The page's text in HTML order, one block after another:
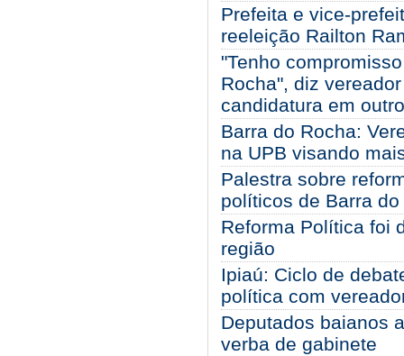
Prefeita e vice-
reeleição Railton
"Tenho
Rocha", diz
candidatura em
Barra do Rocha:
na UPB visando
Palestra sobre
políticos de Barra do
Reforma Política foi
região
Ipiaú: Ciclo de
política com
Deputados baianos
verba de gabinete